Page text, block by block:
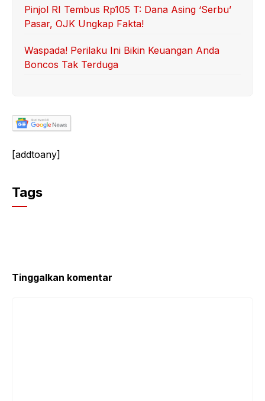
Pinjol RI Tembus Rp105 T: Dana Asing ‘Serbu’
Pasar, OJK Ungkap Fakta!
Waspada! Perilaku Ini Bikin Keuangan Anda
Boncos Tak Terduga
[addtoany]
Tags
Tinggalkan komentar